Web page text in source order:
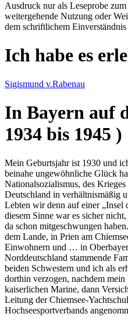
Ausdruck nur als Leseprobe
weitergehende Nutzung oder
dem schriftlichem
Ich habe es
Sigismund v.Rabenau
In Bayern auf
1934 bis 1945 )
Mein Geburtsjahr ist 1930 und
beinahe ungewöhnliche Glück
Nationalsozialismus, des
Deutschland in verhältnismäßig
Lebten wir denn auf einer Insel
diesem Sinne war es sicher
da schon mitgeschwungen
dem Lande, in Prien am
Einwohnern und … in
Norddeutschland stammende
beiden Schwestern und ich als
dorthin verzogen, nachdem
kaiserlichen Marine, dann
Leitung der Chiemsee-
Hochseesportverbands